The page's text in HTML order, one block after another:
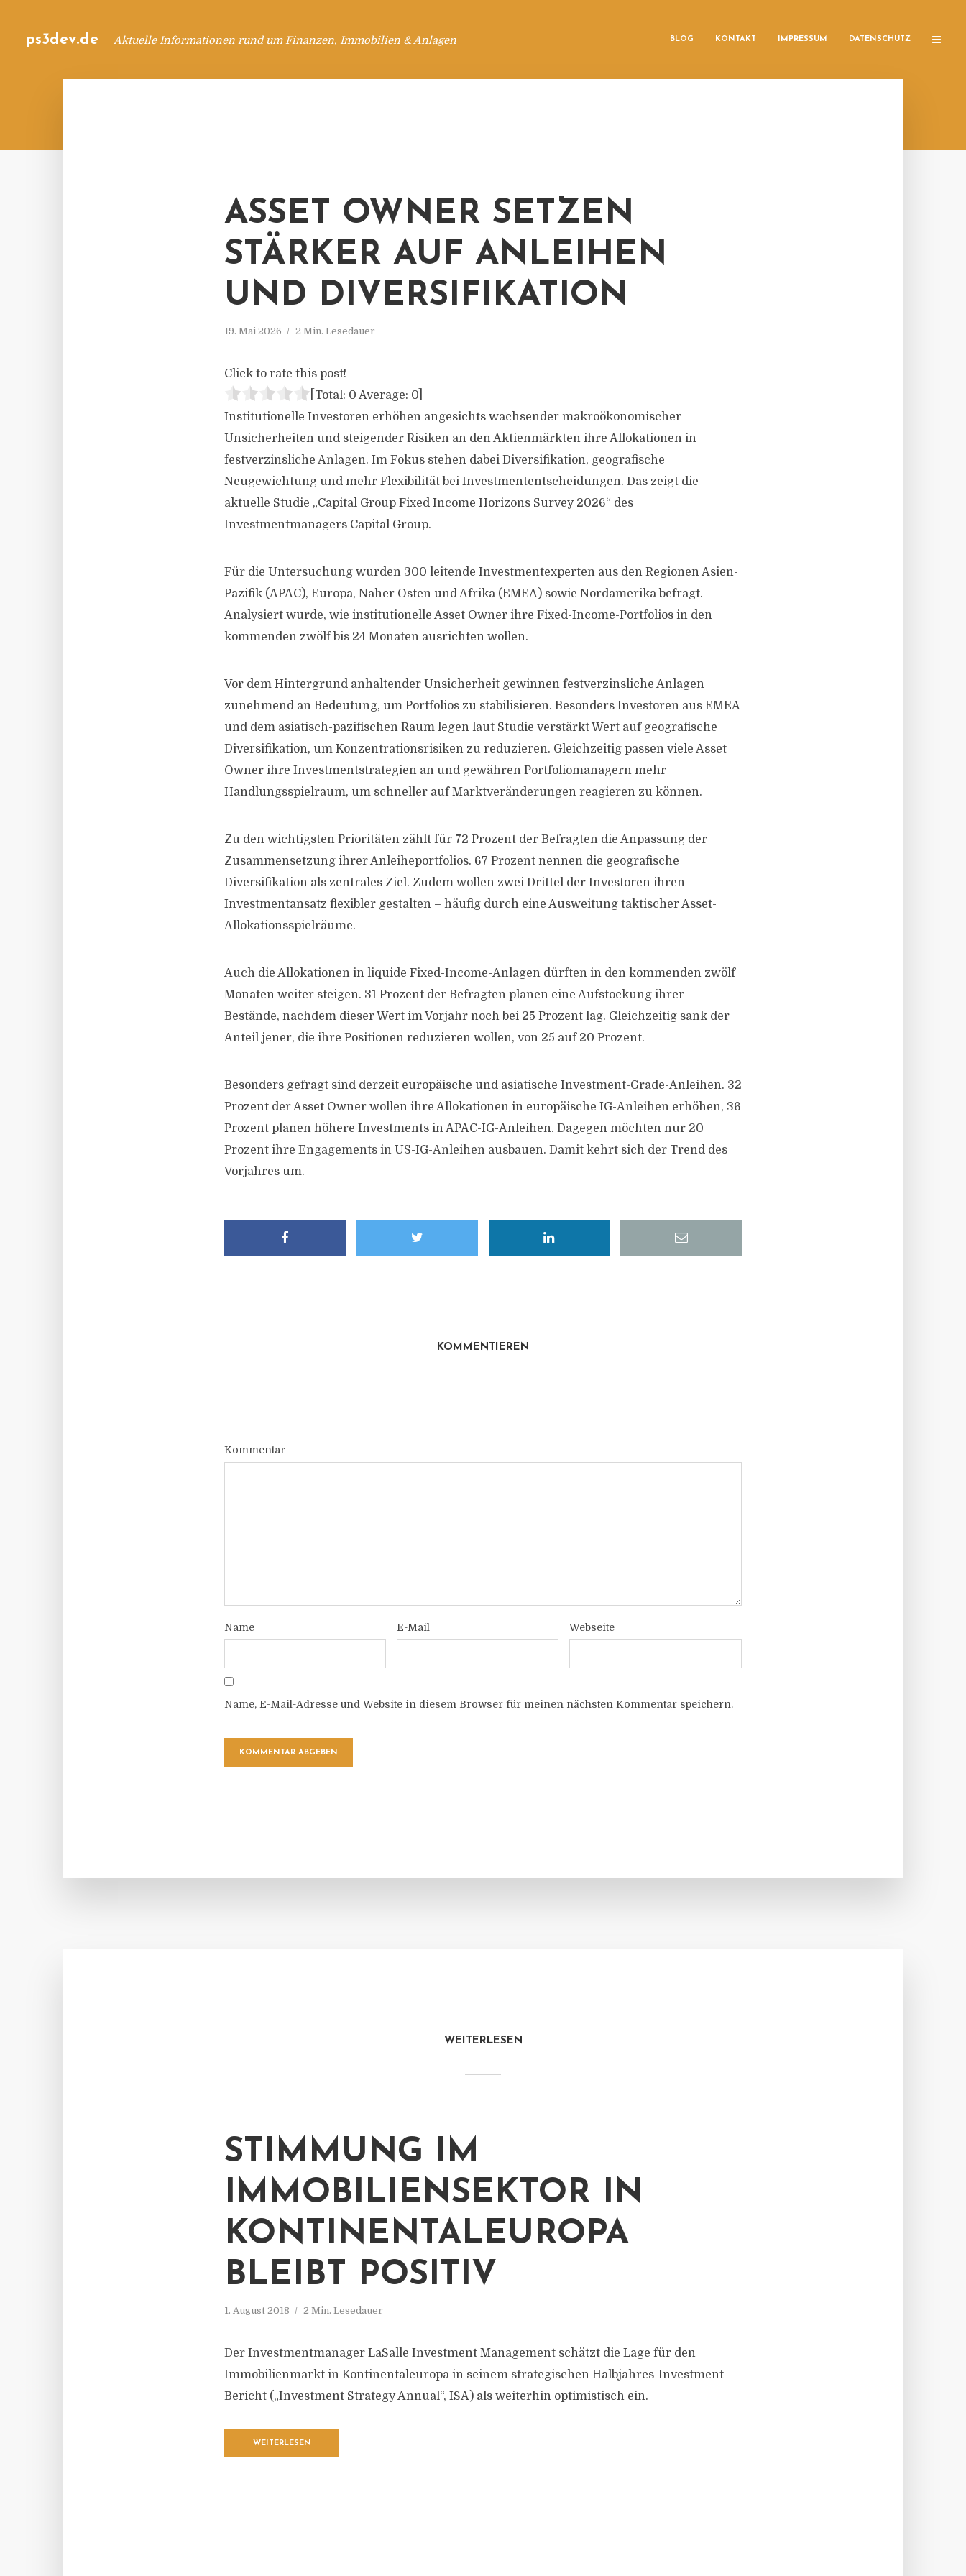
ps3dev.de Aktuelle Informationen rund um Finanzen, Immobilien & Anlagen BLOG KONTAKT IMPRESSUM DATENSCHUTZ
ASSET OWNER SETZEN
STÄRKER AUF ANLEIHEN
UND DIVERSIFIKATION
19. Mai 2026 2 Min. Lesedauer
Click to rate this post!
[Total: 0 Average: 0
Institutionelle Investoren erhöhen angesichts wachsender makroökonomischer
Unsicherheiten und steigender Risiken an den Aktienmärkten ihre Allokationen in
festverzinsliche Anlagen. Im Fokus stehen dabei Diversifikation, geografische
Neugewichtung und mehr Flexibilität bei Investmententscheidungen. Das zeigt die
aktuelle Studie „Capital Group Fixed Income Horizons Survey 2026“ des
Investmentmanagers Capital Group.
Für die Untersuchung wurden 300 leitende Investmentexperten aus den Regionen Asien-
Pazifik (APAC), Europa, Naher Osten und Afrika (EMEA) sowie Nordamerika befragt.
Analysiert wurde, wie institutionelle Asset Owner ihre Fixed-Income-Portfolios in den
kommenden zwölf bis 24 Monaten ausrichten wollen.
Vor dem Hintergrund anhaltender Unsicherheit gewinnen festverzinsliche Anlagen
zunehmend an Bedeutung, um Portfolios zu stabilisieren. Besonders Investoren aus EMEA
und dem asiatisch-pazifischen Raum legen laut Studie verstärkt Wert auf geografische
Diversifikation, um Konzentrationsrisiken zu reduzieren. Gleichzeitig passen viele Asset
Owner ihre Investmentstrategien an und gewähren Portfoliomanagern mehr
Handlungsspielraum, um schneller auf Marktveränderungen reagieren zu können.
Zu den wichtigsten Prioritäten zählt für 72 Prozent der Befragten die Anpassung der
Zusammensetzung ihrer Anleiheportfolios. 67 Prozent nennen die geografische
Diversifikation als zentrales Ziel. Zudem wollen zwei Drittel der Investoren ihren
Investmentansatz flexibler gestalten – häufig durch eine Ausweitung taktischer Asset-
Allokationsspielräume.
Auch die Allokationen in liquide Fixed-Income-Anlagen dürften in den kommenden zwölf
Monaten weiter steigen. 31 Prozent der Befragten planen eine Aufstockung ihrer
Bestände, nachdem dieser Wert im Vorjahr noch bei 25 Prozent lag. Gleichzeitig sank der
Anteil jener, die ihre Positionen reduzieren wollen, von 25 auf 20 Prozent.
Besonders gefragt sind derzeit europäische und asiatische Investment-Grade-Anleihen. 32
Prozent der Asset Owner wollen ihre Allokationen in europäische IG-Anleihen erhöhen, 36
Prozent planen höhere Investments in APAC-IG-Anleihen. Dagegen möchten nur 20
Prozent ihre Engagements in US-IG-Anleihen ausbauen. Damit kehrt sich der Trend des
Vorjahres um.
KOMMENTIEREN
Kommentar
Name E-Mail Webseite
Name, E-Mail-Adresse und Website in diesem Browser für meinen nächsten Kommentar speichern.
WEITERLESEN
STIMMUNG IM
IMMOBILIENSEKTOR IN
KONTINENTALEUROPA
BLEIBT POSITIV
1. August 2018 2 Min. Lesedauer
Der Investmentmanager LaSalle Investment Management schätzt die Lage für den
Immobilienmarkt in Kontinentaleuropa in seinem strategischen Halbjahres-Investment-
Bericht („Investment Strategy Annual“, ISA) als weiterhin optimistisch ein.
WEITERLESEN